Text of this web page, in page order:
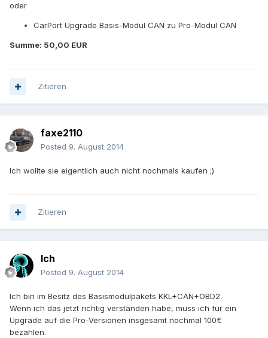
oder
CarPort Upgrade Basis-Modul CAN zu Pro-Modul CAN
Summe: 50,00 EUR
Zitieren
faxe2110
Posted 9. August 2014
Ich wollte sie eigentlich auch nicht nochmals kaufen ;)
Zitieren
Ich
Posted 9. August 2014
Ich bin im Besitz des Basismodulpakets KKL+CAN+OBD2.
Wenn ich das jetzt richtig verstanden habe, muss ich für ein
Upgrade auf die Pro-Versionen insgesamt nochmal 100€
bezahlen.